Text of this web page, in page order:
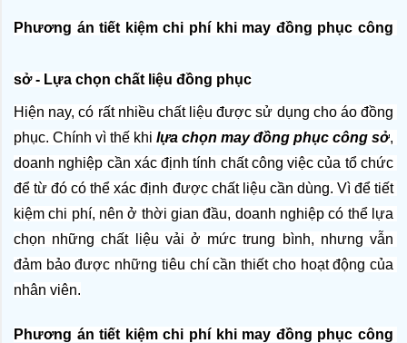
Phương án tiết kiệm chi phí khi may đồng phục công
sở - Lựa chọn chất liệu đồng phục
Hiện nay, có rất nhiều chất liệu được sử dụng cho áo đồng
phục. Chính vì thế khi lựa chọn may đồng phục công sở,
doanh nghiệp cần xác định tính chất công việc của tổ chức
để từ đó có thể xác định được chất liệu cần dùng. Vì để tiết
kiệm chi phí, nên ở thời gian đầu, doanh nghiệp có thể lựa
chọn những chất liệu vải ở mức trung bình, nhưng vẫn
đảm bảo được những tiêu chí cần thiết cho hoạt động của
nhân viên.
Phương án tiết kiệm chi phí khi may đồng phục công